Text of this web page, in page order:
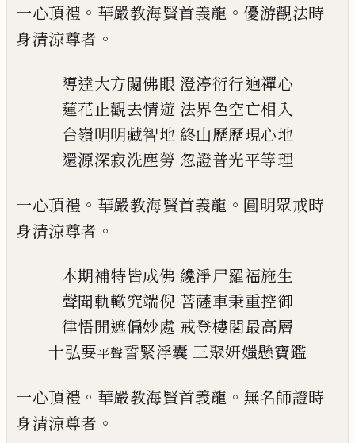
一心頂禮 。 華嚴教海賢首義龍 。 優游觀法時
身清涼尊者 。
導達大方闚佛眼 澄渟衍行逈禪心
蓮花止觀去情遊 法界色空亡相入
台嶺明明藏智地 終山歷歷現心地
還源深寂洗塵勞 忽證普光平等理
一心頂禮 。 華嚴教海賢首義龍 。 圓明眾戒時
身清涼尊者 。
本期補特皆成佛 纔淨尸羅福施生
聲聞軌轍究端倪 菩薩車秉重控御
律悟開遮偏妙處 戒登樓閣最高層
十弘要平聲誓緊浮囊 三聚妍媸懸寶鑑
一心頂禮 。 華嚴教海賢首義龍 。 無名師證時
身清涼尊者 。